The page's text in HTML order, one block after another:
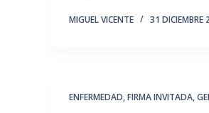
MIGUEL VICENTE 31 DICIEMBRE
ENFERMEDAD,FIRMA INVITADA,